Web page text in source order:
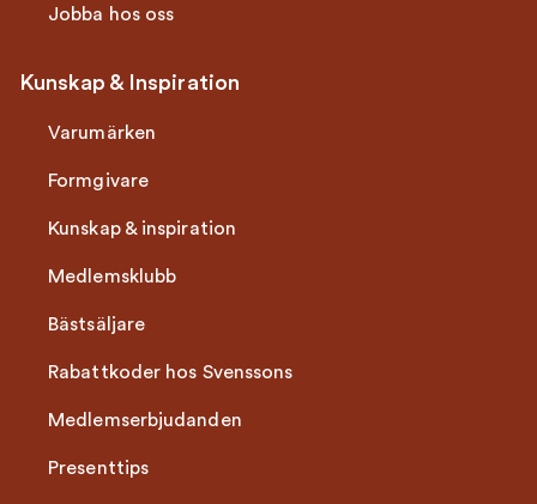
Jobba hos oss
Kunskap & Inspiration
Varumärken
Formgivare
Kunskap & inspiration
Medlemsklubb
Bästsäljare
Rabattkoder hos Svenssons
Medlemserbjudanden
Presenttips